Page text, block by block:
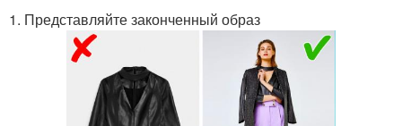
1. Представляйте законченный образ